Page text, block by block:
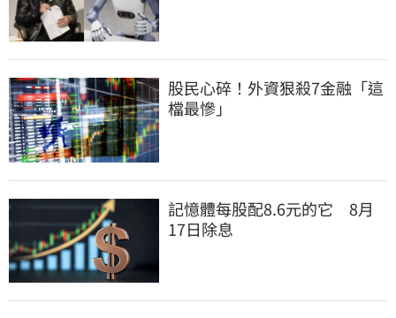
股民心碎！外資狠殺7金融「這
檔最慘」
記憶體每股配8.6元的它　8月
17日除息